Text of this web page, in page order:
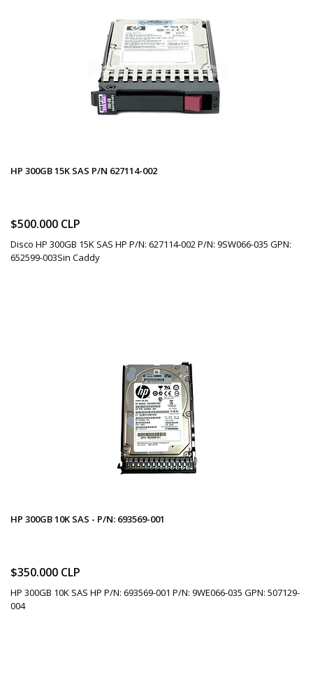
HP 300GB 15K SAS P/N 627114-002
$500.000 CLP
Disco HP 300GB 15K SAS HP P/N: 627114-002 P/N: 9SW066-035 GPN:
652599-003Sin Caddy
HP 300GB 10K SAS - P/N: 693569-001
$350.000 CLP
HP 300GB 10K SAS HP P/N: 693569-001 P/N: 9WE066-035 GPN: 507129-
004